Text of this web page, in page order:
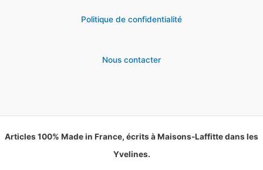
Politique de confidentialité
Nous contacter
Articles 100% Made in France, écrits à Maisons-Laffitte dans les
Yvelines.